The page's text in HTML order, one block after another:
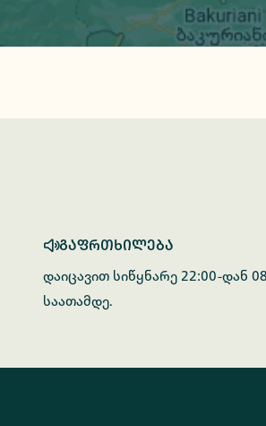
გაფრთხილება
დაიცავით სიწყნარე 22:00-დან
საათამდე.